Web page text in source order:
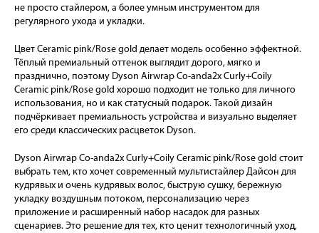
не просто стайлером, а более умным инструментом для
регулярного ухода и укладки.
Цвет Ceramic pink/Rose gold делает модель особенно эффектной.
Тёплый премиальный оттенок выглядит дорого, мягко и
празднично, поэтому Dyson Airwrap Co-anda2x Curly+Coily
Ceramic pink/Rose gold хорошо подходит не только для личного
использования, но и как статусный подарок. Такой дизайн
подчёркивает премиальность устройства и визуально выделяет
его среди классических расцветок Dyson.
Dyson Airwrap Co-anda2x Curly+Coily Ceramic pink/Rose gold стоит
выбрать тем, кто хочет современный мультистайлер Дайсон для
кудрявых и очень кудрявых волос, быструю сушку, бережную
укладку воздушным потоком, персонализацию через
приложение и расширенный набор насадок для разных
сценариев. Это решение для тех, кто ценит технологичный уход,